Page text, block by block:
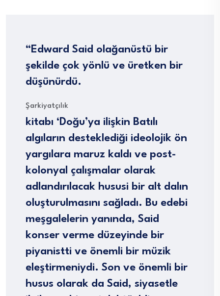
“Edward Said olağanüstü bir
şekilde çok yönlü ve üretken bir
düşünürdü.
Şarkiyatçılık
kitabı ‘Doğu’ya ilişkin Batılı
algıların desteklediği ideolojik ön
yargılara maruz kaldı ve post-
kolonyal çalışmalar olarak
adlandırılacak hususi bir alt dalın
oluşturulmasını sağladı. Bu edebi
meşgalelerin yanında, Said
konser verme düzeyinde bir
piyanistti ve önemli bir müzik
eleştirmeniydi. Son ve önemli bir
husus olarak da Said, siyasetle